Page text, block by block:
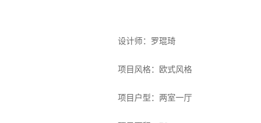
设计师：罗琨琦
项目风格：欧式风格
项目户型：两室一厅